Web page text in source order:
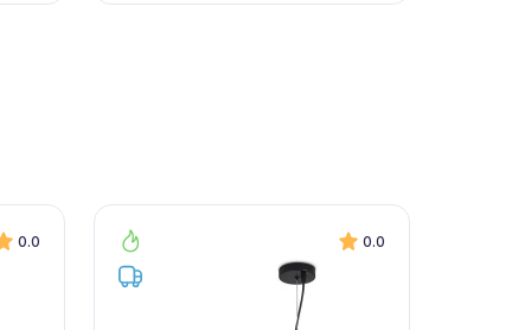
0.0 0.0